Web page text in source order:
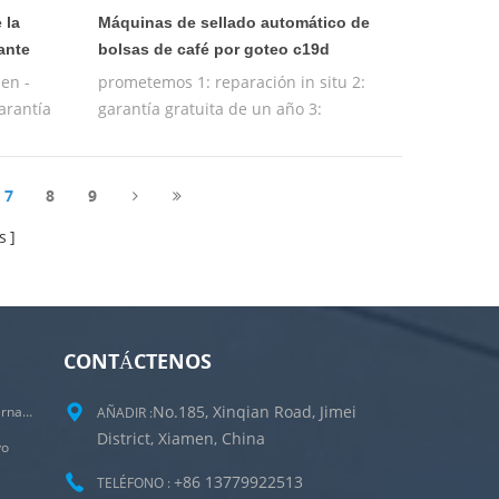
la
-
de la
Máquinas de sellado automático de
bolsas de café por goteo c19d
prometemos 1: reparación in situ 2:
garantía gratuita de un año 3:
entrenamiento gratuito de la máquina
operadora
7 8
9
Máquina Empacadora De Bolsitas De Té Internas Y Externas
CONTÁCTENOS
AÑADIR :No.185, Xinqian Road, Jimei
District, Xiamen, China
TELÉFONO : +86 13779922513